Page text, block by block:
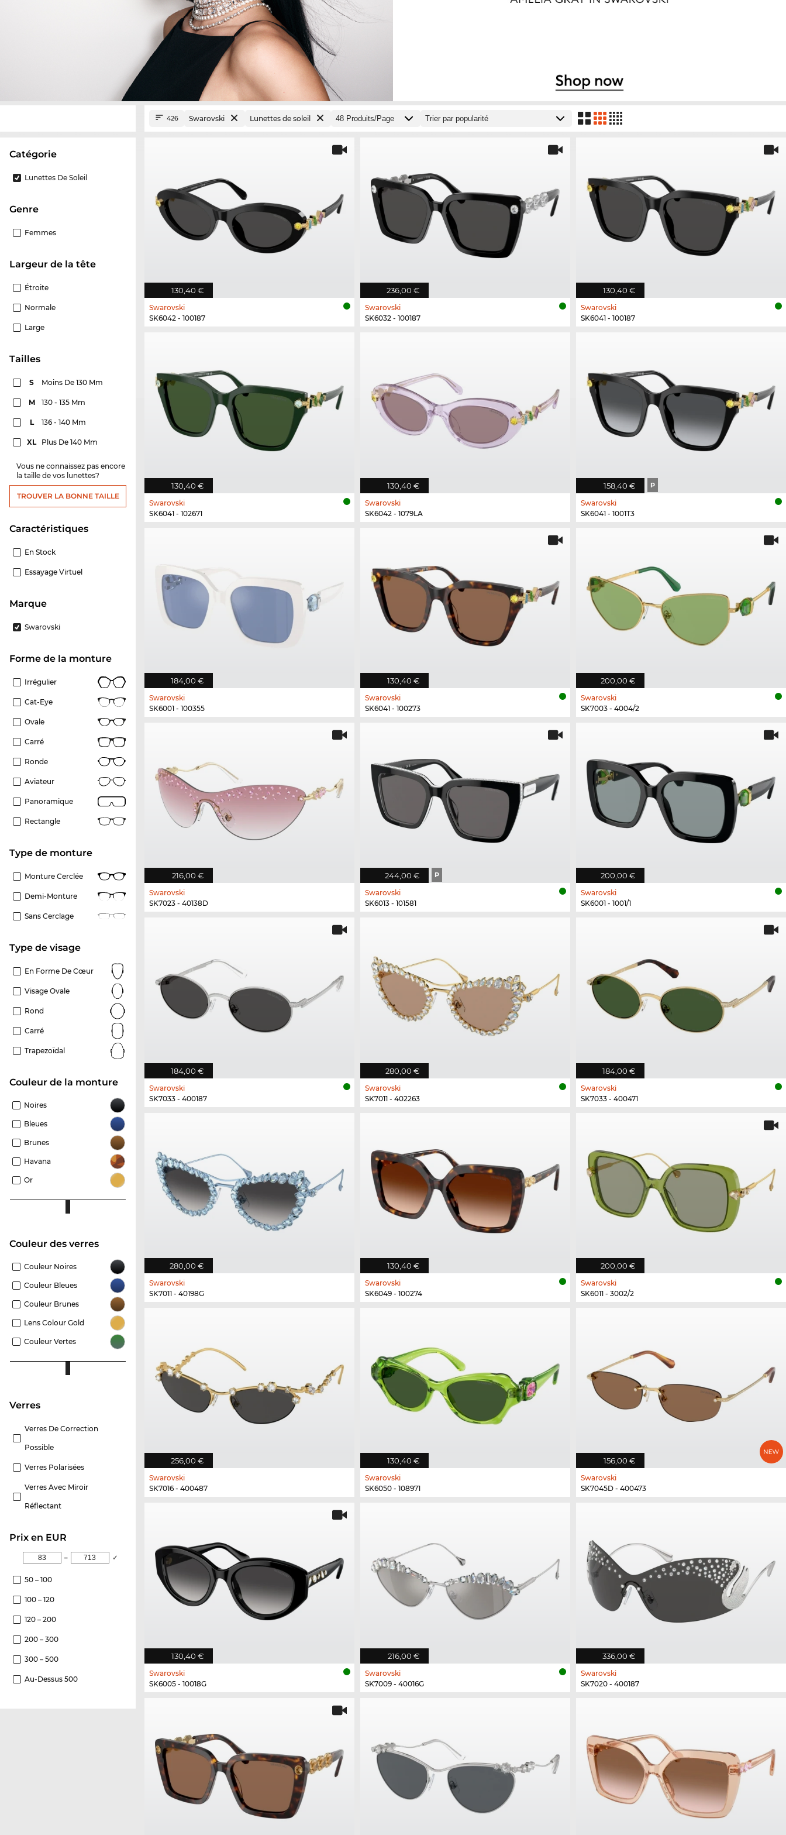
Catégorie
Lunettes De Soleil
Genre
Femmes
Largeur de la tête
Étroite
Normale
Large
Tailles
S Moins De 130 Mm
M 130 - 135 Mm
L 136 - 140 Mm
XL Plus De 140 Mm
Vous ne connaissez pas encore
la taille de vos lunettes?
TROUVER LA BONNE TAILLE
Caractéristiques
En Stock
Essayage Virtuel
Marque
Swarovski
Forme de la monture
Irrégulier
Cat-Eye
Ovale
Carré
Ronde
Aviateur
Panoramique
Rectangle
Type de monture
Monture Cerclée
Demi-Monture
Sans Cerclage
Type de visage
En Forme De Cœur
Visage Ovale
Rond
Carré
Trapezoïdal
Couleur de la monture
Noires
Bleues
Brunes
Havana
Or
Couleur des verres
Couleur Noires
Couleur Bleues
Couleur Brunes
Lens Colour Gold
Couleur Vertes
Verres
Verres De Correction
Possible
Verres Polarisées
Verres Avec Miroir
Réflectant
Prix en EUR
– ✓
50 – 100
100 – 120
120 – 200
200 – 300
300 – 500
Au-Dessus 500
426 Swarovski Lunettes de soleil
130,40 €
Swarovski
SK6042 - 100187
236,00 €
Swarovski
SK6032 - 100187
130,40 €
Swarovski
SK6041 - 100187
130,40 €
Swarovski
SK6041 - 102671
130,40 €
Swarovski
SK6042 - 1079LA
158,40 € P
Swarovski
SK6041 - 1001T3
184,00 €
Swarovski
SK6001 - 100355
130,40 €
Swarovski
SK6041 - 100273
200,00 €
Swarovski
SK7003 - 4004/2
216,00 €
Swarovski
SK7023 - 40138D
244,00 € P
Swarovski
SK6013 - 101581
200,00 €
Swarovski
SK6001 - 1001/1
184,00 €
Swarovski
SK7033 - 400187
280,00 €
Swarovski
SK7011 - 402263
184,00 €
Swarovski
SK7033 - 400471
280,00 €
Swarovski
SK7011 - 40198G
130,40 €
Swarovski
SK6049 - 100274
200,00 €
Swarovski
SK6011 - 3002/2
256,00 €
Swarovski
SK7016 - 400487
130,40 €
Swarovski
SK6050 - 108971
156,00 €
Swarovski
SK7045D - 400473
130,40 €
Swarovski
SK6005 - 10018G
216,00 €
Swarovski
SK7009 - 40016G
336,00 €
Swarovski
SK7020 - 400187